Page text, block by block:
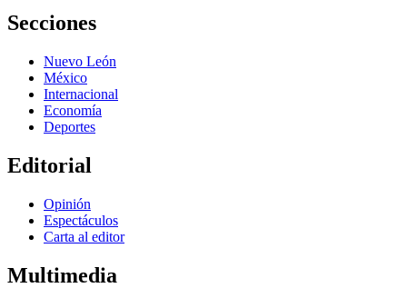
Secciones
Nuevo León
México
Internacional
Economía
Deportes
Editorial
Opinión
Espectáculos
Carta al editor
Multimedia